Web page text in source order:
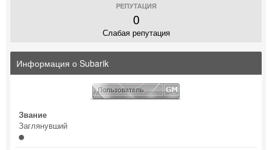
РЕПУТАЦИЯ
0
Слабая репутация
Информация о Subarik
Звание
Заглянувший